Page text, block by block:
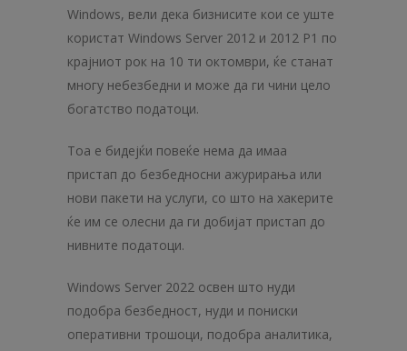
Windows, вели дека бизнисите кои се уште
користат Windows Server 2012 и 2012 Р1 по
крајниот рок на 10 ти октомври, ќе станат
многу небезбедни и може да ги чини цело
богатство податоци.
Тоа е бидејќи повеќе нема да имаа
пристап до безбедносни ажурирања или
нови пакети на услуги, со што на хакерите
ќе им се олесни да ги добијат пристап до
нивните податоци.
Windows Server 2022 освен што нуди
подобра безбедност, нуди и пониски
оперативни трошоци, подобра аналитика,